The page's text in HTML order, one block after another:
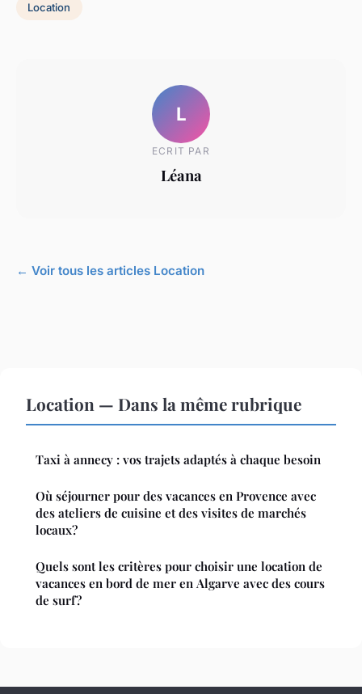
Location
L
ECRIT PAR
Léana
← Voir tous les articles Location
Location — Dans la même rubrique
Taxi à annecy : vos trajets adaptés à chaque besoin
Où séjourner pour des vacances en Provence avec
des ateliers de cuisine et des visites de marchés
locaux?
Quels sont les critères pour choisir une location de
vacances en bord de mer en Algarve avec des cours
de surf?